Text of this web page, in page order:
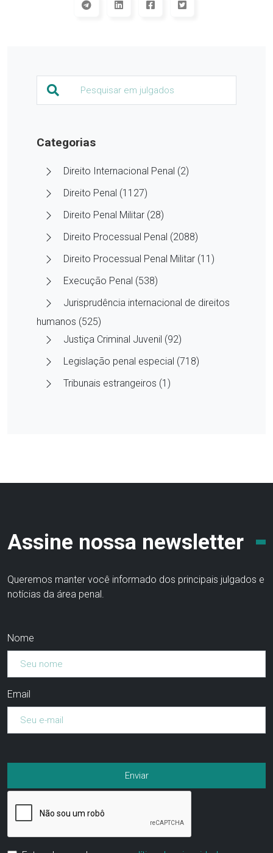
Categorias
Direito Internacional Penal (2)
Direito Penal (1127)
Direito Penal Militar (28)
Direito Processual Penal (2088)
Direito Processual Penal Militar (11)
Execução Penal (538)
Jurisprudência internacional de direitos
humanos (525)
Justiça Criminal Juvenil (92)
Legislação penal especial (718)
Tribunais estrangeiros (1)
Assine nossa newsletter
Queremos manter você informado dos principais julgados e
notícias da área penal.
Nome
Email